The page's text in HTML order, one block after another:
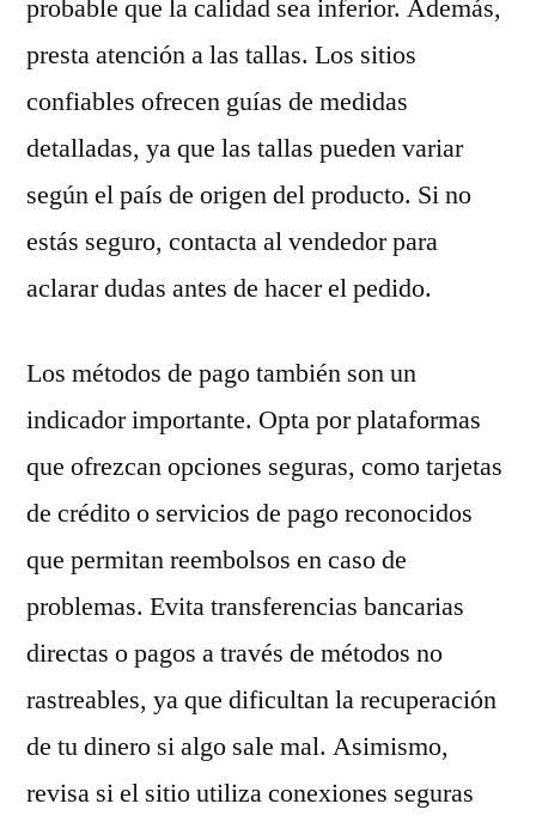
probable que la calidad sea inferior. Además,
presta atención a las tallas. Los sitios
confiables ofrecen guías de medidas
detalladas, ya que las tallas pueden variar
según el país de origen del producto. Si no
estás seguro, contacta al vendedor para
aclarar dudas antes de hacer el pedido.
Los métodos de pago también son un
indicador importante. Opta por plataformas
que ofrezcan opciones seguras, como tarjetas
de crédito o servicios de pago reconocidos
que permitan reembolsos en caso de
problemas. Evita transferencias bancarias
directas o pagos a través de métodos no
rastreables, ya que dificultan la recuperación
de tu dinero si algo sale mal. Asimismo,
revisa si el sitio utiliza conexiones seguras